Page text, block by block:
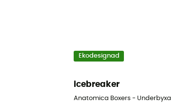
Ekodesignad
icebreaker
Anatomica Boxers - Underbyxa